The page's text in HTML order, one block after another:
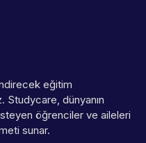
eğitim
Studycare, dünyanın
öğrenciler ve aileleri
sunar.